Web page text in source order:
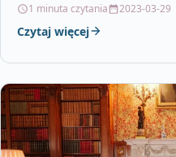
1 minuta czytania 2023-03-29
Czytaj więcej